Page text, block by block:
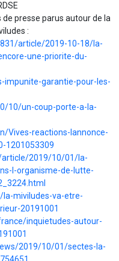
presse parus autour de la
:
article/2019-10-18/la-
une-priorite-du-
garantie-pour-les-
10/un-coup-porte-a-la-
Vives-reactions-lannonce-
1201053309
2019/10/01/la-
l-organisme-de-lutte-
miviludes-va-etre-
20191001
inquietudes-autour-
2019/10/01/sectes-la-